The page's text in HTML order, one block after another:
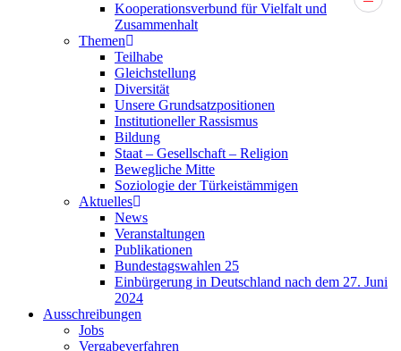
Kooperationsverbund für Vielfalt und
Zusammenhalt
Themen
Teilhabe
Gleichstellung
Diversität
Unsere Grundsatzpositionen
Institutioneller Rassismus
Bildung
Staat – Gesellschaft – Religion
Bewegliche Mitte
Soziologie der Türkeistämmigen
Aktuelles
News
Veranstaltungen
Publikationen
Bundestagswahlen 25
Einbürgerung in Deutschland nach dem 27. Juni
2024
Ausschreibungen
Jobs
Vergabeverfahren